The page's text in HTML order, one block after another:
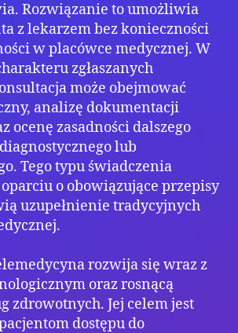
Rozwiązanie to umożliwia
z lekarzem bez konieczności
w placówce medycznej. W
zgłaszanych
może obejmować
analizę dokumentacji
ocenę zasadności dalszego
lub
Tego typu świadczenia
o obowiązujące przepisy
uzupełnienie tradycyjnych
rozwija się wraz z
oraz rosnącą
zdrowotnych. Jej celem jest
dostępu do